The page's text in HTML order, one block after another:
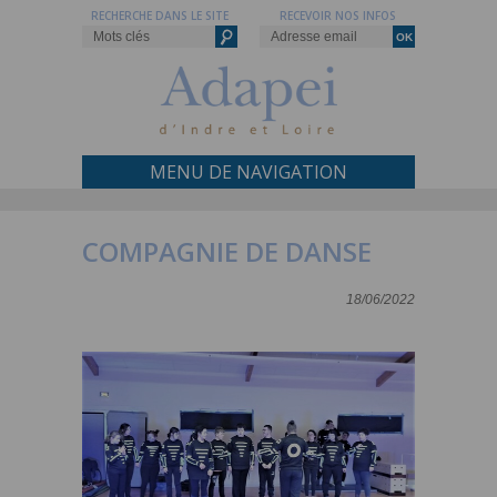
RECEVOIR NOS INFOS
RECHERCHE DANS LE SITE
MENU DE NAVIGATION
COMPAGNIE DE DANSE
18/06/2022